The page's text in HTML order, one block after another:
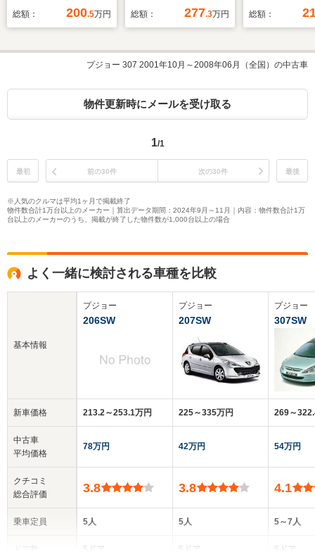
総額： 200.5万円
ル リアカメラ
総額： 277.3万円
方位モニター
ア/LEDオート
フォグラ/360°
リッド/アダプ
総額：
プジョー 307 2001年10月～2008年06月（全国）の中古車
物件更新時にメールを受け取る
1/1
最初 前の30件 次の30件 最後
※人気のクルマは平均1ヶ月で掲載終了
物件数合計1万台以上のメーカー｜算出データ期間：2024年9月～11月｜内容：物件数合計1万
台以上のメーカーのうち、掲載が終了した物件数が1,000台以上の場合
よく一緒に検討される車種を比較
基本情報
新車価格
中古車
平均価格
クチコミ
総合評価
乗車定員
プジョー
206SW
213.2～253.1万円
78万円
3.8
5人
5ドア
プジョー
207SW
225～335万円
42万円
3.8
5人
5ドア
プジョー
307SW
269～
54万円
4.1
5～7人
5ドア